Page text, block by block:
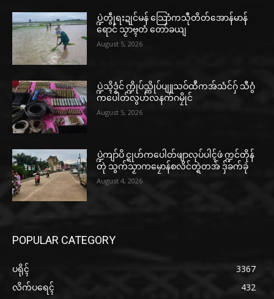
ပ္ဍဲတွဵုရးဍုင်မန် သြောံကသီုတိတ်အောန်မာန်
ရောင် သၟာဗ္ၚတံ တော်ခယျ
August 5, 2026
ပ္ဍဲသ္ၚိဒၟံင် က္ဍိုပ်သ္ကိုပ်ပျူသဝ်ထဳကအ်သံင်ဂှ် သီဂွံ
ကပေါတ်လွဟ်လနက်ဂမၠိုင်
August 5, 2026
ပ္ဍဲကျာ်ပိ င္ရုဟ်ကပေါတ်ဖျာလုပ်ပါၚ်ဖဴ က္ဍင်တိုန်
တုဲ သွက်သၟာကမၠောန်စလိင်တ္ရဲတအ် ဒှ်ခက်ခုဲ
August 4, 2026
POPULAR CATEGORY
ပရိုၚ်
3367
လိက်ပရေၚ်
432